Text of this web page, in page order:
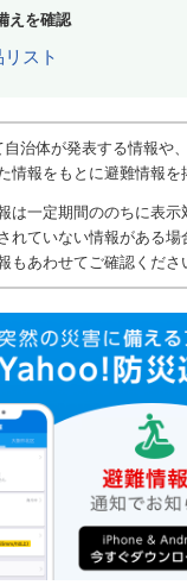
えを確認
スト
自治体が発表する情報や、
情報をもとに避難情報を
は一定期間ののちに表示
れていない情報がある場
もあわせてご確認くださ